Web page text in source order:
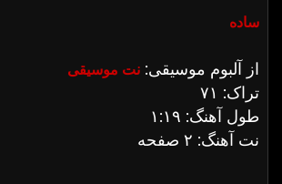
ساده
از آلبوم موسیقی: نت موسیقی
تراک: ۷۱
طول آهنگ: ۱:۱۹
نت آهنگ: ۲ صفحه